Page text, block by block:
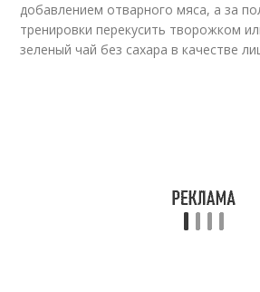
добавлением отварного мяса, а за
тренировки перекусить творожком
зеленый чай без сахара в качестве